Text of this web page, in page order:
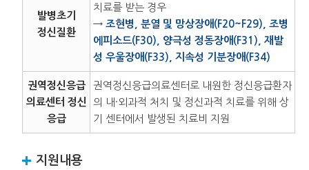
발병초기
정신질환
치료를 받는 경우
→ 조현병, 분열 및 망상장애(F20~F29), 조병
에피소드(F30), 양극성 정동장애(F31), 재발
성 우울장애(F33), 지속성 기분장애(F34)
권역정신응급
의료센터 정신
응급
권역정신응급의료센터로 내원한 정신응급환자
의 내·외과적 처치 및 정신과적 치료를 위해 상
기 센터에서 발생된 치료비 지원
지원내용